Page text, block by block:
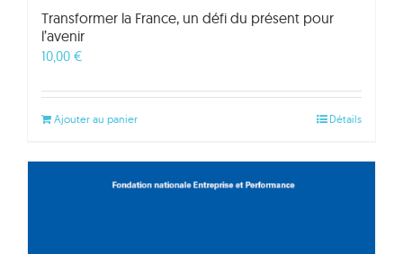
Transformer la France, un défi du présent pour
l’avenir
10,00 €
Ajouter au panier Détails